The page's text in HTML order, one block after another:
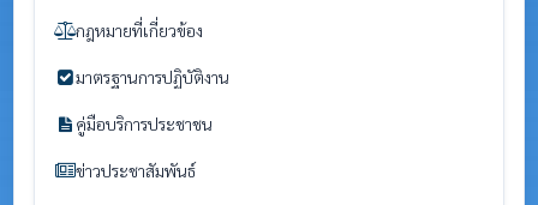
กฎหมายที่เกี่ยวข้อง
มาตรฐานการปฏิบัติงาน
คู่มือบริการประชาชน
ข่าวประชาสัมพันธ์